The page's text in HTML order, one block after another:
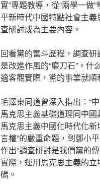
實”專題教導，從“兩學一做
平新時代中國特點社會主
查研討成為主要內容。
回看黨的奮斗歷程，調查研
是改進作風的“磨刀石”。
適客觀實際，黨的事業就順
毛澤東同道曾深入指出：“
馬克思主義基礎道理同中
馬克思主義中國化時代化
言權”的嚴重命題，到鄧小
作出“調查研討是我們黨的
實際，運用馬克思主義的
碼。